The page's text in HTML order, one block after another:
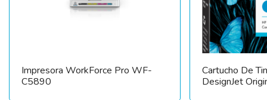
Impresora WorkForce Pro WF-
C5890
Cartucho De
DesignJet